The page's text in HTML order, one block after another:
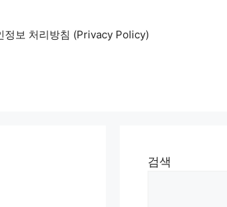
정보 처리방침 (Privacy Policy)
검색